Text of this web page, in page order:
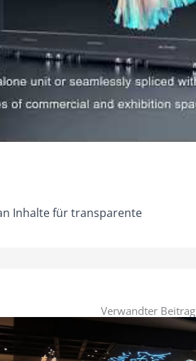
Inhalte für transparente
Verwandter Beitrag